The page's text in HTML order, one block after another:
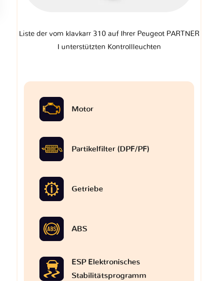
Liste der vom klavkarr 310 auf Ihrer Peugeot PARTNER
I unterstützten Kontrollleuchten
Motor
Partikelfilter (DPF/PF)
Getriebe
ABS
ESP Elektronisches
Stabilitätsprogramm